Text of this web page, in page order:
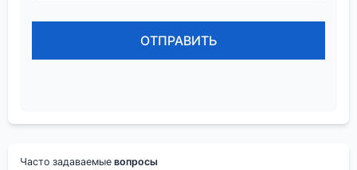
Часто задаваемые вопросы